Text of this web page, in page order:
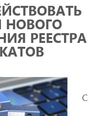
НОВОГО
РЕЕСТРА
С